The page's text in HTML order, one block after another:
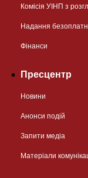
Комісія УІНП з
Надання
Фінанси
Пресцентр
Новини
Анонси подій
Запити медіа
Матеріали